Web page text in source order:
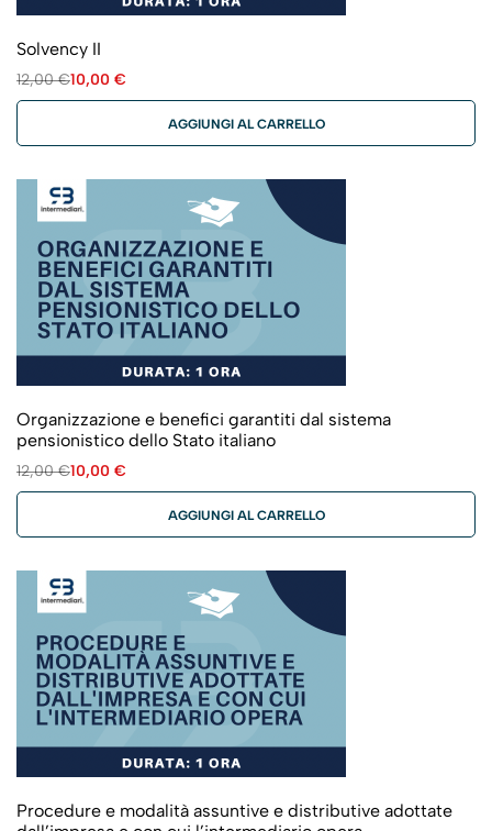
Solvency II
12,00€10,00 €
AGGIUNGI AL CARRELLO
Organizzazione e benefici garantiti dal sistema
pensionistico dello Stato italiano
12,00€10,00 €
AGGIUNGI AL CARRELLO
Procedure e modalità assuntive e distributive adottate